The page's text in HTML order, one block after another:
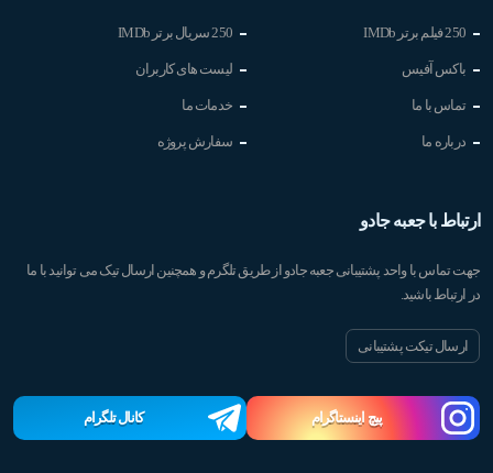
250 فیلم برتر IMDb 250 سریال برتر IMDb
باکس آفیس لیست های کاربران
تماس با ما خدمات ما
درباره ما سفارش پروژه
ارتباط با جعبه جادو
جهت تماس با واحد پشتیبانی جعبه جادو از طریق تلگرم و همچنین ارسال تیک می توانید با ما
در ارتباط باشید.
ارسال تیکت پشتیبانی
پیچ اینستاگرام کانال تلگرام